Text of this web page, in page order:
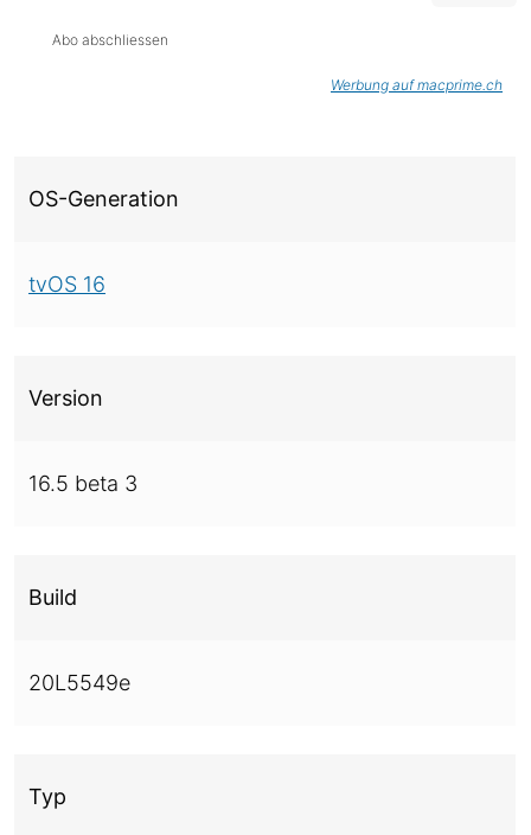
Abo abschliessen
Werbung auf macprime.ch
OS-Generation
tvOS 16
Version
16.5 beta 3
Build
20L5549e
Typ